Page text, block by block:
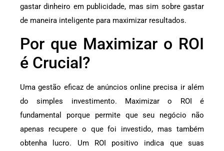
gastar dinheiro em publicidade, mas sim sobre gastar
de maneira inteligente para maximizar resultados.
Por que Maximizar o ROI
é Crucial?
Uma gestão eficaz de anúncios online precisa ir além
do simples investimento. Maximizar o ROI é
fundamental porque permite que seu negócio não
apenas recupere o que foi investido, mas também
obtenha lucro. Um ROI positivo indica que suas